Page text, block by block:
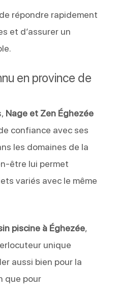
répondre rapidement
et d’assurer un
en province de
Nage et Zen Éghezée
confiance avec ses
les domaines de la
être lui permet
variés avec le même
piscine à Éghezée,
unique
aussi bien pour la
que pour